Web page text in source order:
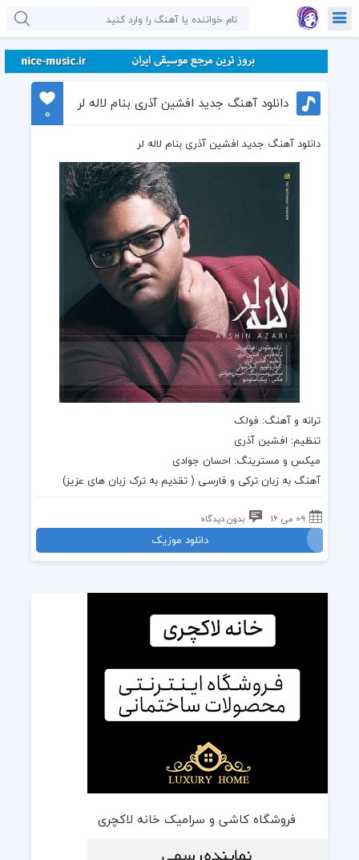
دانلود آهنگ جدید افشین آذری بنام لاله لر
0
دانلود آهنگ جدید افشین آذری بنام لاله لر
ترانه و آهنگ: فولک
تنظیم: افشین آذری
میکس و مسترینگ: احسان جوادی
آهنگ به زبانترکی و فارسی ( تقدیم بهترک زبان های عزیز)
09 می 16 بدون دیدگاه
دانلود موزیک
فروشگاه کاشی و سرامیک خانه لاکچری